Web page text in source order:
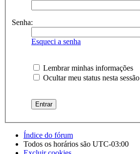
Senha:
Esqueci a senha
Lembrar minhas informações
Ocultar meu status nesta sessão
Índice do fórum
Todos os horários são UTC-03:00